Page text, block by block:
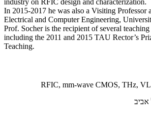
In 2015-2017 he was also a Visiting Professor
Electrical and Computer Engineering,
Prof. Socher is the recipient of several teaching
including the 2011 and 2015 TAU Rector’s
Teaching.
RFIC, mm-wave CMOS, THz,